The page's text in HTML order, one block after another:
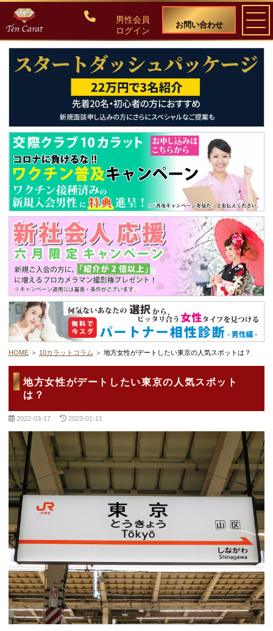
男性会員
ログイン
お問い合わせ
ご入会について
料金・入会案内
会員比率『１：１０』にこだわる理由
教養ある女性の募集に注力しています
50代・60代のための後悔しない選び方
女性会員の紹介
男性会員様の声
デートまでの流れ
アフィリエイトをご検討の皆様へ。
HOME 10カラットコラム 地方女性がデートしたい東京の人気スポットは？
地方女性がデートしたい東京の人気スポット
は？
2022-03-17 2023-01-11